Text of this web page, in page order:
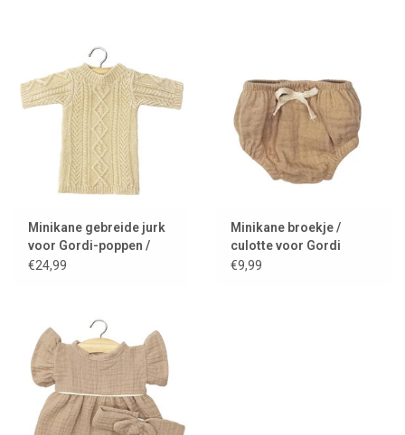
Minikane gebreide jurk
voor Gordi-poppen /
Robe Lena crème
€24,99
Minikane broekje /
culotte voor Gordi
poppen / design: latté
€9,99